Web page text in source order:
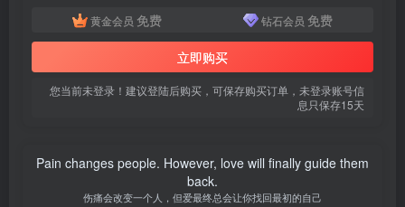
黄金会员 免费 钻石会员 免费
立即购买
您当前未登录！建议登陆后购买，可保存购买订单，未登录账号信
息只保存15天
Pain changes people. However, love will finally guide them
back.
伤痛会改变一个人，但爱最终总会让你找回最初的自己